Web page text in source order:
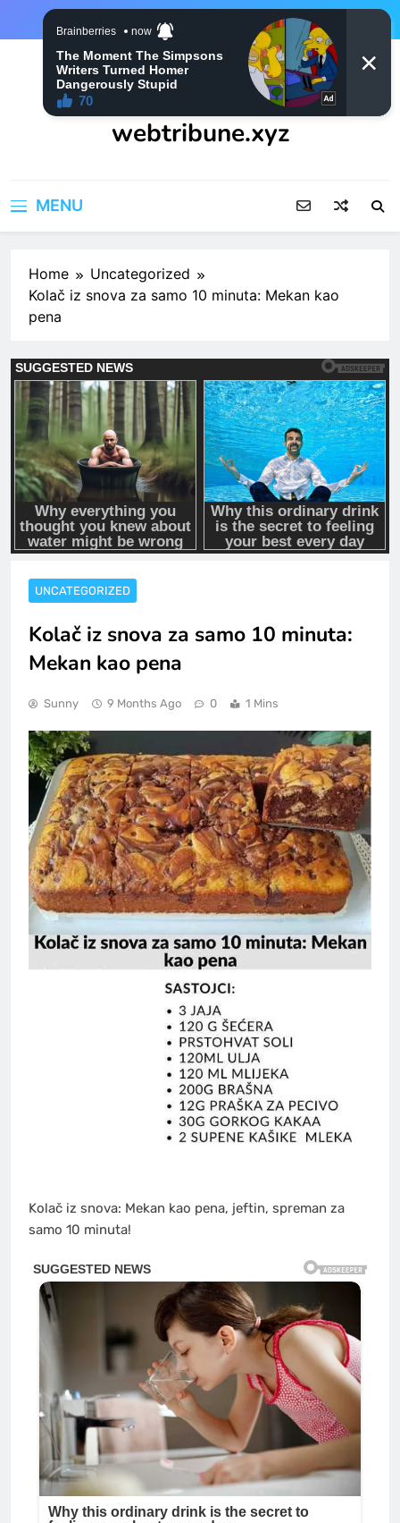
webtribune.xyz
MENU
Home
Uncategorized
Kolač iz snova za samo 10 minuta: Mekan kao
pena
UNCATEGORIZED
Kolač iz snova za samo 10 minuta:
Mekan kao pena
Sunny 9 Months Ago 0 1 Mins
Kolač iz snova: Mekan kao pena, jeftin, spreman za
samo 10 minuta!